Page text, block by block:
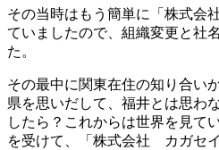
その当時はもう簡単に「株式会
ていましたので、組織変更と社
た。
その最中に関東在住の知り合い
県を思いだして、福井とは思わ
したら？これからは世界を見て
を受けて、「株式会社 カガセ